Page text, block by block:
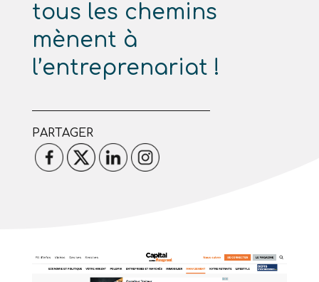
tous les chemins
mènent à
l’entreprenariat !
PARTAGER